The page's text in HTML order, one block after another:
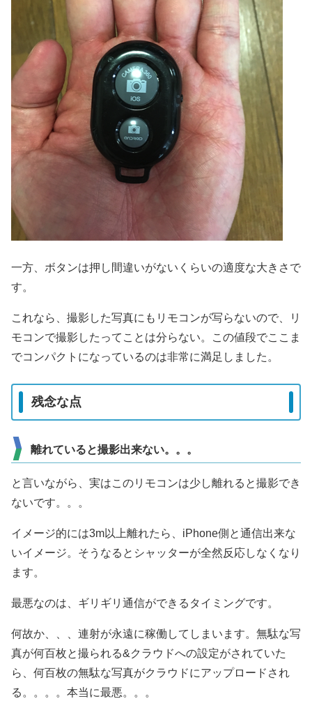
一方、ボタンは押し間違いがないくらいの適度な大きさで
す。
これなら、撮影した写真にもリモコンが写らないので、リ
モコンで撮影したってことは分らない。この値段でここま
でコンパクトになっているのは非常に満足しました。
残念な点
離れていると撮影出来ない。。。
と言いながら、実はこのリモコンは少し離れると撮影でき
ないです。。。
イメージ的には3m以上離れたら、iPhone側と通信出来な
いイメージ。そうなるとシャッターが全然反応しなくなり
ます。
最悪なのは、ギリギリ通信ができるタイミングです。
何故か、、、連射が永遠に稼働してしまいます。無駄な写
真が何百枚と撮られる&クラウドへの設定がされていた
ら、何百枚の無駄な写真がクラウドにアップロードされ
る。。。。本当に最悪。。。